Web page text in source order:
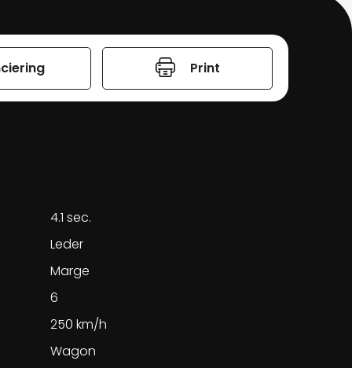
Print
4.1 sec.
Leder
Marge
6
250 km/h
Wagon